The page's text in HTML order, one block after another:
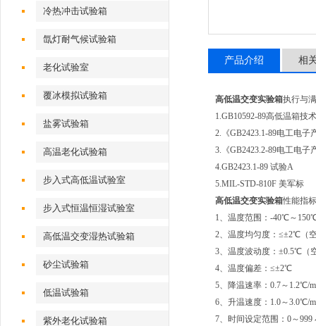
冷热冲击试验箱
氙灯耐气候试验箱
老化试验室
覆冰模拟试验箱
盐雾试验箱
高温老化试验箱
步入式高低温试验室
步入式恒温恒湿试验室
高低温交变湿热试验箱
砂尘试验箱
低温试验箱
紫外老化试验箱
产品介绍 相
高低温交变实验箱执行与
1.GB10592-89高低温箱技
2.《GB2423.1-89电工电
3.《GB2423.2-89电工电
4.GB2423.1-89 试验A
5.MIL-STD-810F 美军标
高低温交变实验箱性能指
1、温度范围：-40℃～
2、温度均匀度：≤±2℃（
3、温度波动度：±0.5℃（
4、温度偏差：≤±2℃
5、降温速率：0.7～1.2℃/
6、升温速度：1.0～3.0℃/
7、时间设定范围：0～999